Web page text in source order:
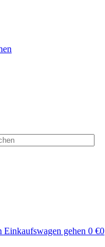
Einkaufswagen gehen 0 €0